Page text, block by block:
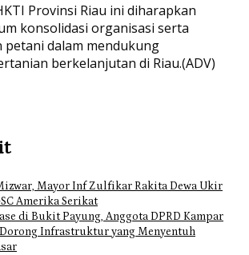
Provinsi Riau ini diharapkan
konsolidasi organisasi serta
dalam mendukung
berkelanjutan di Riau.(ADV)
Mayor Inf Zulfikar Rakita Dewa Ukir
Amerika Serikat
di Bukit Payung, Anggota DPRD Kampar
Infrastruktur yang Menyentuh